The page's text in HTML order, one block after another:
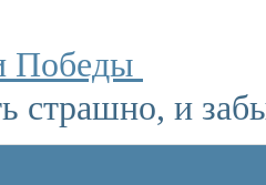
Победы
страшно, и